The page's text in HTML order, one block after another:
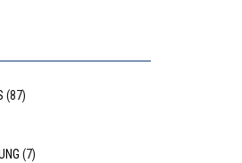
(87)
(7)